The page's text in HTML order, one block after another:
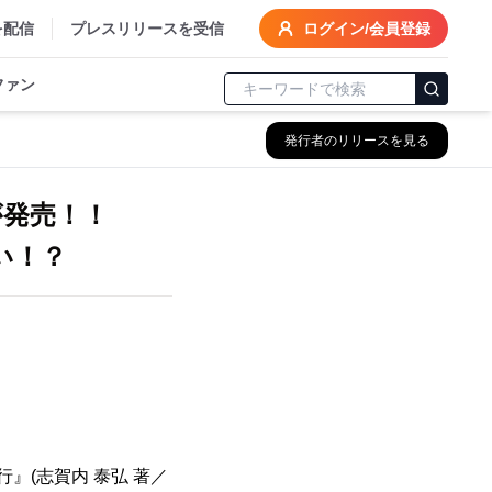
配信 プレスリリースを受信 ログイン/会員登録
ァン
発行者のリリースを見る
売！！
！？
』(志賀内 泰弘 著／